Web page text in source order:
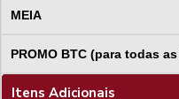
MEIA
PROMO BTC (para todas
Itens Adicionais